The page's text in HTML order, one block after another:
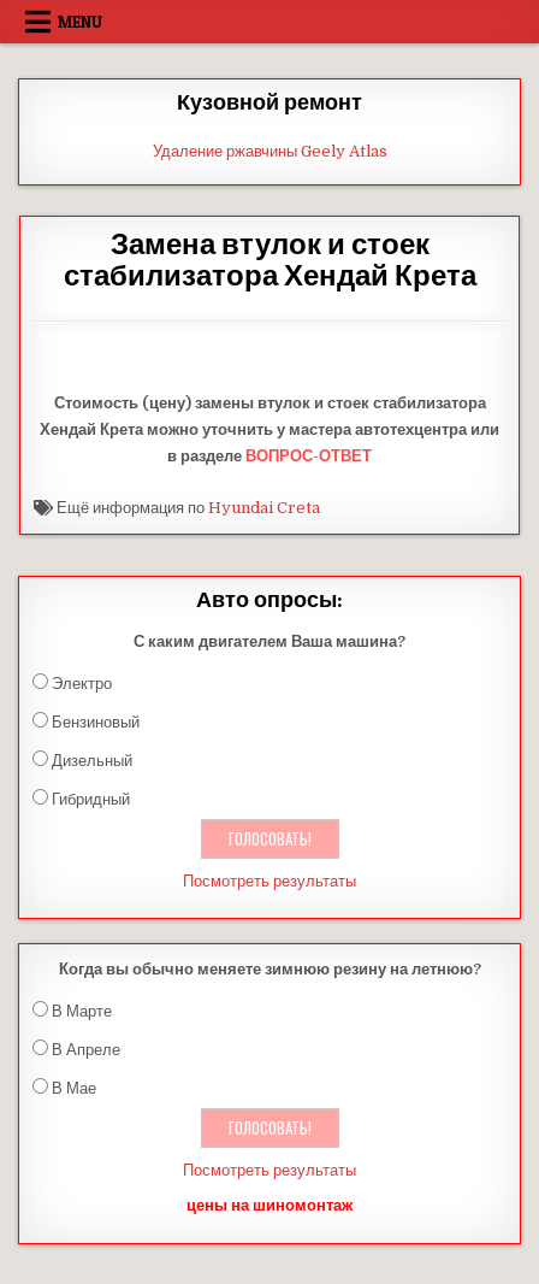
Skip
MENU
Кузовной ремонт
Удаление ржавчины Geely Atlas
Замена втулок и стоек
стабилизатора Хендай Крета
Стоимость (цену) замены втулок и стоек стабилизатора
Хендай Крета можно уточнить у мастера автотехцентра или
в разделе ВОПРОС-ОТВЕТ
Ещё информация поHyundai Creta
Авто опросы:
С каким двигателем Ваша машина?
Электро
Бензиновый
Дизельный
Гибридный
Посмотреть результаты
Когда вы обычно меняете зимнюю резину на летнюю?
В Марте
В Апреле
В Мае
Посмотреть результаты
цены на шиномонтаж